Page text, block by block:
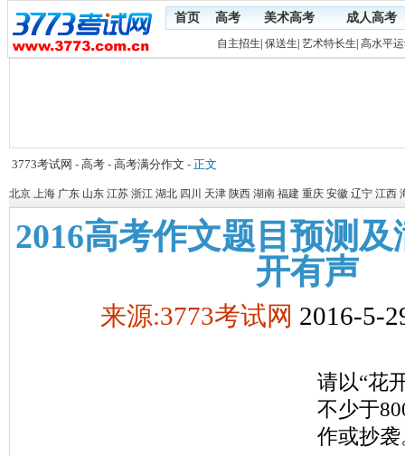
首页 高考 美术高考 成人高考
自主招生 保送生 艺术特长生 高水平
3773考试网 - 高考 - 高考满分作文 - 正文
北京 上海 广东 山东 江苏 浙江 湖北 四川 天津 陕西 湖南 福建 重庆 安徽 辽宁 江西
2016高考作文题目预测
开有声
来源:3773考试网 2016-5-
请以“花
不少于
作或抄袭